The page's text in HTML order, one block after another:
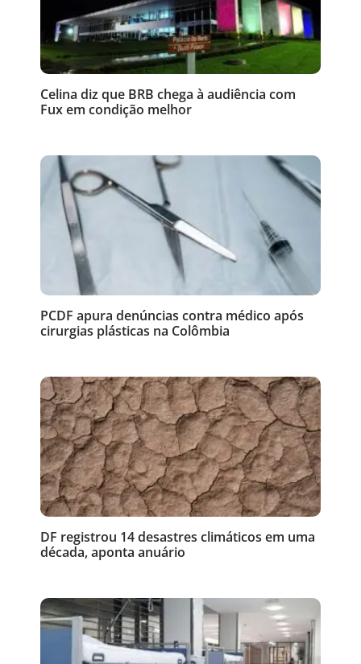
Celina diz que BRB chega à audiência com
Fux em condição melhor
PCDF apura denúncias contra médico após
cirurgias plásticas na Colômbia
DF registrou 14 desastres climáticos em uma
década, aponta anuário